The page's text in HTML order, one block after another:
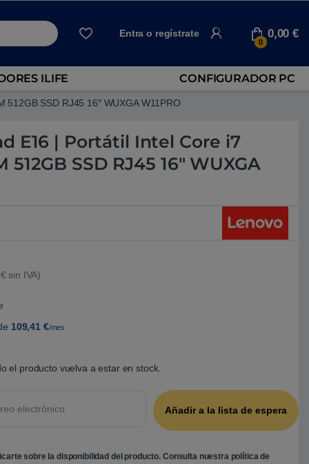
Entra o regístrate
0
0,00€
ILIFE CONFIGURADOR PC
SSD RJ45 16″ WUXGA W11PRO
E16 | Portátil Intel Core i7
512GB SSD RJ45 16″ WUXGA
sin IVA)
109,41€/mes
el producto vuelva a estar en stock.
sobre la disponibilidad del producto. Consulta nuestra política de